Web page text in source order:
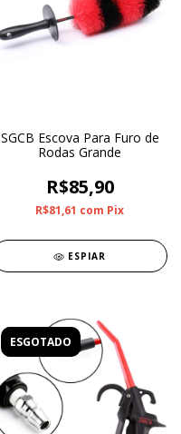
SGCB Escova Para Furo de
Rodas Grande
R$85,90
R$81,61 com Pix
ESPIAR
ESGOTADO